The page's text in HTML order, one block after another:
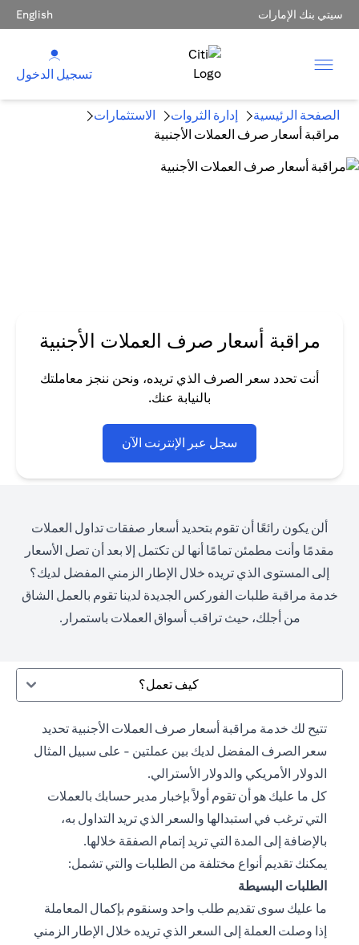
سيتي بنك الإمارات English
تسجيل الدخول
الصفحة الرئيسية إدارة الثروات
الاستثمارات
مراقبة أسعار صرف العملات الأجنبية
مراقبة أسعار صرف العملات الأجنبية
أنت تحدد سعر الصرف الذي تريده، ونحن ننجز معاملتك
بالنيابة عنك.
سجل عبر الإنترنت الآن
ألن يكون رائعًا أن تقوم بتحديد أسعار صفقات تداول العملات
مقدمًا وأنت مطمئن تمامًا أنها لن تكتمل إلا بعد أن تصل الأسعار
إلى المستوى الذي تريده خلال الإطار الزمني المفضل لديك؟
خدمة مراقبة طلبات الفوركس الجديدة لدينا تقوم بالعمل الشاق
من أجلك، حيث تراقب أسواق العملات باستمرار.
كيف تعمل؟
تتيح لك خدمة مراقبة أسعار صرف العملات الأجنبية تحديد
سعر الصرف المفضل لديك بين عملتين - على سبيل المثال
الدولار الأمريكي والدولار الأسترالي.
كل ما عليك هو أن تقوم أولاً بإخبار مدير حسابك بالعملات
التي ترغب في استبدالها والسعر الذي تريد التداول به،
بالإضافة إلى المدة التي تريد إتمام الصفقة خلالها.
يمكنك تقديم أنواع مختلفة من الطلبات والتي تشمل:
الطلبات البسيطة
ما عليك سوى تقديم طلب واحد وسنقوم بإكمال المعاملة
إذا وصلت العملة إلى السعر الذي تريده خلال الإطار الزمني